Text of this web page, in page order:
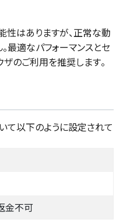
はありますが、正常な動
最適なパフォーマンスとセ
のご利用を推奨します。
て以下のように設定されて
金不可